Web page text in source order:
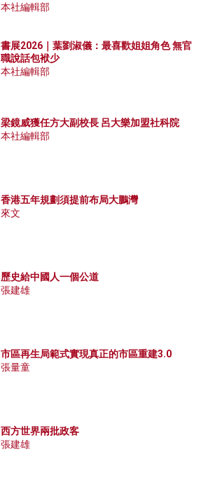
本社編輯部
書展2026｜葉劉淑儀：最喜歡姐姐角色 無官
職說話包袱少
本社編輯部
梁鏡威獲任方大副校長 呂大樂加盟社科院
本社編輯部
香港五年規劃須提前布局大鵬灣
來文
歷史給中國人一個公道
張建雄
市區再生局範式實現真正的市區重建3.0
張量童
西方世界兩批政客
張建雄